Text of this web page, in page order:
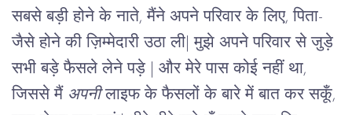
सबसे बड़ी होने के नाते, मैंने अपने परिवार के लिए, पिता-
जैसे होने की ज़िम्मेदारी उठा ली | मुझे अपने परिवार से जुड़े
सभी बड़े फैसले लेने पड़े और मेरे पास कोई नहीं था,
जिससे मैं अपनी लाइफ के फैसलों के बारे में बात कर सकूँ,